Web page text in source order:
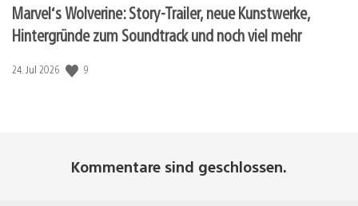
Marvel‘s Wolverine: Story-Trailer, neue Kunstwerke,
Hintergründe zum Soundtrack und noch viel mehr
Veröffentlichungsdatum:
24. Jul 2026 9
Kommentare sind geschlossen.